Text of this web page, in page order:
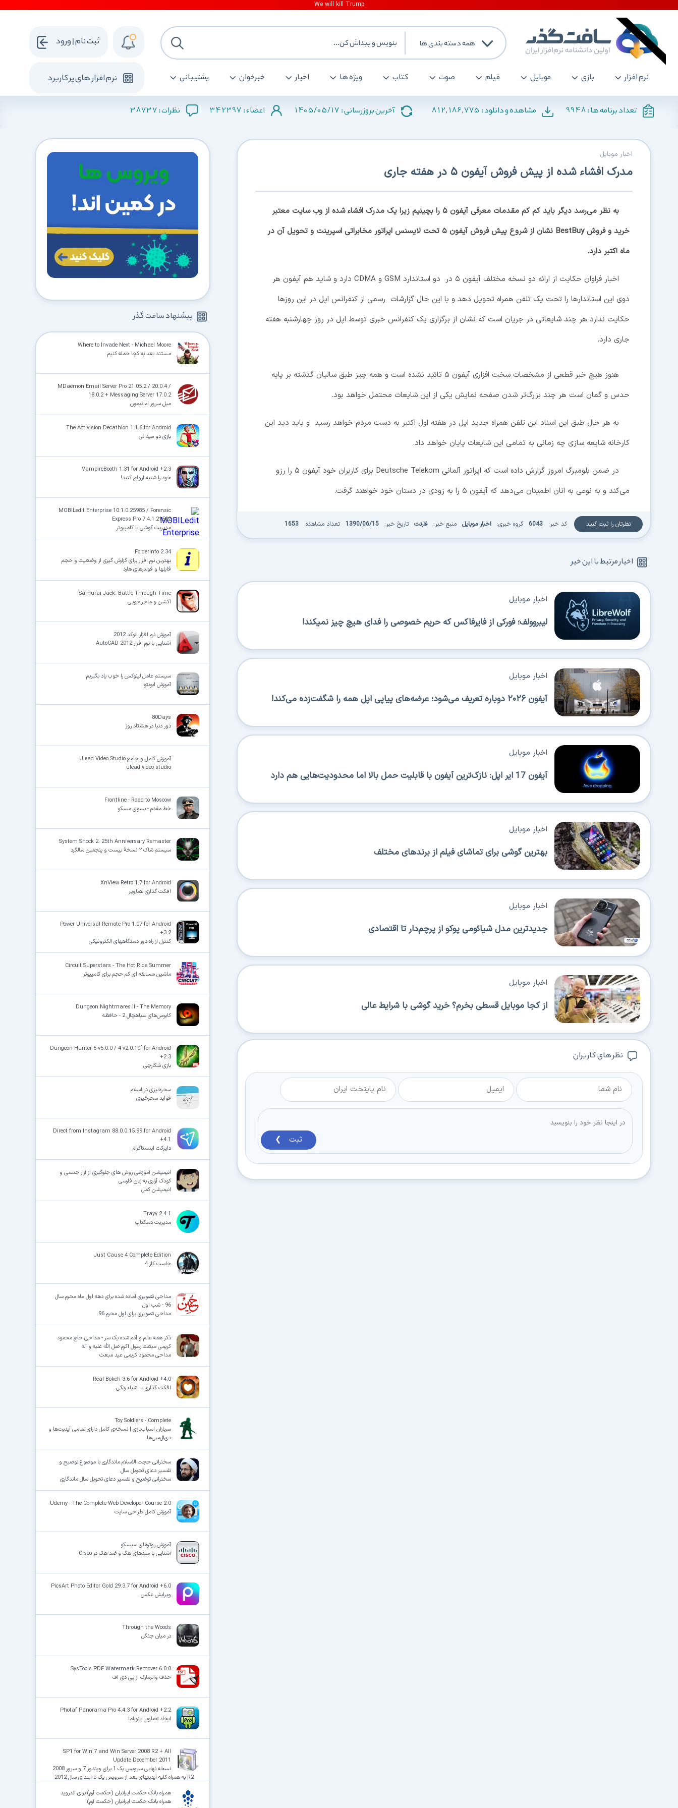
همه دسته بندی ها
نرم افزار بازی موبایل فیلم صوت کتاب ویژه ها اخبار خبرخوان پشتیبانی نرم افزار های پرکاربرد
ثبت نام | ورود
تعداد برنامه ها :9948 مشاهده و دانلود : 812,186,775 آخرین بروزرسانی : 1405/05/17 اعضاء : 342397 نظرات :38737
اخبار موبایل
مدرک افشاء شده از پیش فروش آیفون ۵ در هفته جاری
به نظر می‌رسد دیگر باید کم کم مقدمات معرفی آیفون ۵ را بچینیم زیرا یک مدرک افشاء شده از وب سایت معتبر
خرید و فروش BestBuy نشان از شروع پیش فروش آیفون ۵ تحت لایسنس اپراتور مخابراتی اسپرینت و تحویل آن در
ماه اکتبر دارد.
اخبار فراوان حکایت از ارائه دو نسخه مختلف آیفون ۵ در دو استاندارد GSM و CDMA دارد و شاید هم آیفون هر
دوی این استاندارها را تحت یک تلفن همراه تحویل دهد و با این حال گزارشات رسمی از کنفرانس اپل در این روزها
حکایت ندارد هر چند شایعاتی در جریان است که نشان از برگزاری یک کنفرانس خبری توسط اپل در روز چهارشنبه هفته
جاری دارد.
هنوز هیچ خبر قطعی از مشخصات سخت افزاری آیفون ۵ تائید نشده است و همه چیز طبق سالیان گذشته بر پایه
حدس و گمان است هر چند بزرگ‌تر شدن صفحه نمایش یکی از این شایعات محتمل خواهد بود.
به هر حال طبق این اسناد این تلفن همراه جدید اپل در هفته اول اکتبر به دست مردم خواهد رسید و باید دید این
کارخانه شایعه سازی چه زمانی به تمامی این شایعات پایان خواهد داد.
در ضمن بلومبرگ امروز گزارش داده است که اپراتور آلمانی Deutsche Telekom برای کاربران خود آیفون ۵ را رزو
می‌کند و به نوعی به انان اطمینان می‌دهد که آیفون ۵ را به زودی در دستان خود خواهند گرفت.
نظرتان را ثبت کنید کد خبر: 6043 گروه خبری: اخبار موبایل منبع خبر: فارنت تاریخ خبر: 1390/06/15 تعداد مشاهده: 1653
اخبار مرتبط با این خبر
لیبروولف؛ فورکی از فایرفاکس که حریم خصوصی را فدای هیچ چیز نمیکند!
اخبار موبایل
آیفون ۲۰۲۶ دوباره تعریف می‌شود؛ عرضه‌های پیاپی اپل همه را شگفت‌زده می‌کند!
اخبار موبایل
آیفون 17 ایر اپل: نازک‌ترین آیفون با قابلیت حمل بالا اما محدودیت‌هایی هم دارد
اخبار موبایل
بهترین گوشی برای تماشای فیلم از برندهای مختلف
اخبار موبایل
جدیدترین مدل شیائومی پوکو از پرچم‌دار تا اقتصادی
اخبار موبایل
از کجا موبایل قسطی بخرم؟ خرید گوشی با شرایط عالی
اخبار موبایل
نظر های کاربران
ثبت ❯
پیشنهاد سافت گذر
Where to Invade Next - Michael Moore
مستند بعد به کجا حمله کنیم
MDaemon Email Server Pro 21.05.2 / 20.0.4 /
18.0.2 + Messaging Server 17.0.2
میل سرور ام دیمون
The Activision Decathlon 1.1.6 for Android
بازی دو میدانی
VampireBooth 1.31 for Android +2.3
خود را شبیه ارواح کنید!
MOBILedit Enterprise 10.1.0.25985 / Forensic
Express Pro 7.4.1.21502
مدیریت گوشی با کامپیوتر
FolderInfo 2.34
بهترین نرم افزار برای گزارش گیری از وضعیت و حجم
فایلها و فولدرهای هارد
Samurai Jack: Battle Through Time
اکشن و ماجراجویی
آموزش نرم افزار اتوکد 2012
آشنایی با نرم افزار AutoCAD 2012
سیستم عامل لینوکس را خوب یاد بگیریم
آموزش ابونتو
80Days
دور دنیا در هشتاد روز
آموزش کامل و جامع Ulead Video Studio
ulead video studio
Frontline - Road to Moscow
خط مقدم - بسوی مسکو
System Shock 2: 25th Anniversary Remaster
سیستم شاک ۲ نسخهٔ بیست و پنجمین سالگرد
XnView Retro 1.7 for Android
افکت گذاری تصاویر
Power Universal Remote Pro 1.07 for Android
+3.2
کنترل از راه دور دستگاههای الکترونیکی
Circuit Superstars - The Hot Ride Summer
ماشین مسابقه ای کم حجم برای کامپیوتر
Dungeon Nightmares II - The Memory
کابوس‌های سیاهچال 2 - حافظه
Dungeon Hunter 5 v5.0.0 / 4 v2.0.10f for Android
+2.3
بازی شکارچی
سحرخیزی در اسلام
فواید سحرخیزی
Direct from Instagram 88.0.0.15.99 for Android
+4.1
دایرکت اینستاگرام
انيميشن آموزشی روش های جلوگیری از آزار جنسی و
کودک آزاری به زبان فارسی
انیمیشن کمل
Trayy 2.4.1
مدیریت دسکتاپ
Just Cause 4 Complete Edition
جاست کاز 4
مداحی تصویری آماده شده برای دهه اول ماه محرم سال
96 - شب اول
مداحی تصویری برای اول محرم 96
ذکر همه عالم و آدم شده یک سر - مداحی حاج محمود
کریمی مبعث رسول اکرم صل الله علیه و آله
مداحی محمود کریمی عید مبعث
Real Bokeh 3.6 for Android +4.0
افکت گذاری با اشیاء رنگی
Toy Soldiers - Complete
سربازان اسباب‌بازی | نسخه‌ی کامل دارای تمامی آپدیت‌ها و
دی‌ال‌سی‌ها
سخنرانی حجت الاسلام ماندگاری با موضوع توضیح و
تفسیر دعای تحویل سال
سخنرانی توضیح و تفسیر دعای تحویل سال ماندگاری
Udemy - The Complete Web Developer Course 2.0
آموزش کامل طراحی سایت
آموزش روترهای سیسکو
آشنایی با متدهای هک و ضد هک در Cisco
PicsArt Photo Editor Gold 29.3.7 for Android +6.0
ویرایش عکس
Through the Woods
در میان جنگل
SysTools PDF Watermark Remover 6.0.0
حذف واترمارک از پی دی اف
Photaf Panorama Pro 4.4.3 for Android +2.2
ایجاد تصاویر پانوراما
SP1 for Win 7 and Win Server 2008 R2 + All
Update December 2011
نسخه نهایی سرویس پک 1 برای ویندوز 7 و سرور 2008
R2 به همراه کلیه آپدیتهای بعد از سرویس پک تا ابتدای سال 2012
همراه بانک حکمت ایرانیان (حکمت آرم) برای اندروید
همراه بانک حکمت ایرانیان (حکمت آرم)